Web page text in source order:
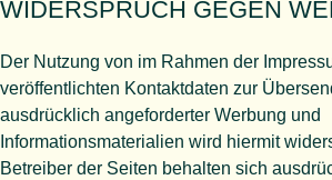
WIDERSPRUCH GEGEN
Der Nutzung von im Rahmen der
veröffentlichten Kontaktdaten zur
ausdrücklich angeforderter Werbung und
Informationsmaterialien wird hiermit
Betreiber der Seiten behalten sich